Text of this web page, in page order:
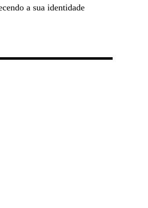
a sua identidade